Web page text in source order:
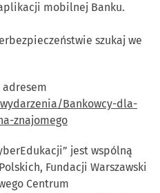
mobilnej Banku.
szukaj we
Bankowcy-dla-
znajomego
jest wspólną
Fundacji Warszawski
Centrum